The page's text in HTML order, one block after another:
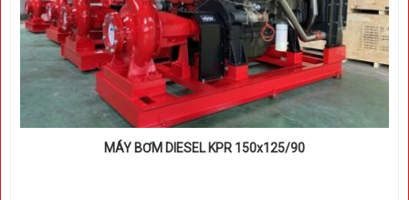
MÁY BƠM DIESEL KPR 150x125/90